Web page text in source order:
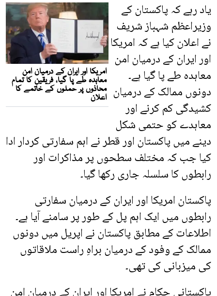
یاد رہے کہ پاکستان کے
وزیراعظم شہباز شریف
نے اعلان کیا ہے کہ امریکا
اور ایران کے درمیان امن
معاہدہ طے پا گیا ہے۔
دونوں ممالک کے درمیان
کشیدگی کم کرنے اور
معاہدے کو حتمی شکل
دینے میں پاکستان اور قطر نے اہم سفارتی کردار ادا
کیا جب کہ مختلف سطحوں پر مذاکرات اور
رابطوں کا سلسلہ جاری رکھا گیا۔
پاکستان امریکا اور ایران کے درمیان سفارتی
رابطوں میں ایک اہم پل کے طور پر سامنے آیا ہے۔
اطلاعات کے مطابق پاکستان نے اپریل میں دونوں
ممالک کے وفود کے درمیان براہِ راست ملاقاتوں
کی میزبانی کی تھی۔